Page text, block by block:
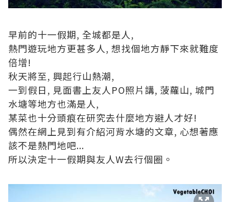
早前的十一假期, 全城都是人,
熱門遊玩地方更甚多人, 想找個地方靜下來就難度
倍增!
秋天將至, 興起行山熱潮,
一到假日, 見面書上友人PO照片講, 菠蘿山, 城門
水塘等地方也滿是人,
某菜也十分頭痕在研究去什麼地方避人才好!
偶然在網上見到有介紹河背水塘的文章, 心想著應
該不是熱門地吧...
所以決定十一假期與友人W去行個圈。